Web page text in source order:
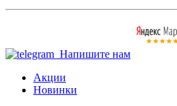
Напишите нам
Акции
Новинки